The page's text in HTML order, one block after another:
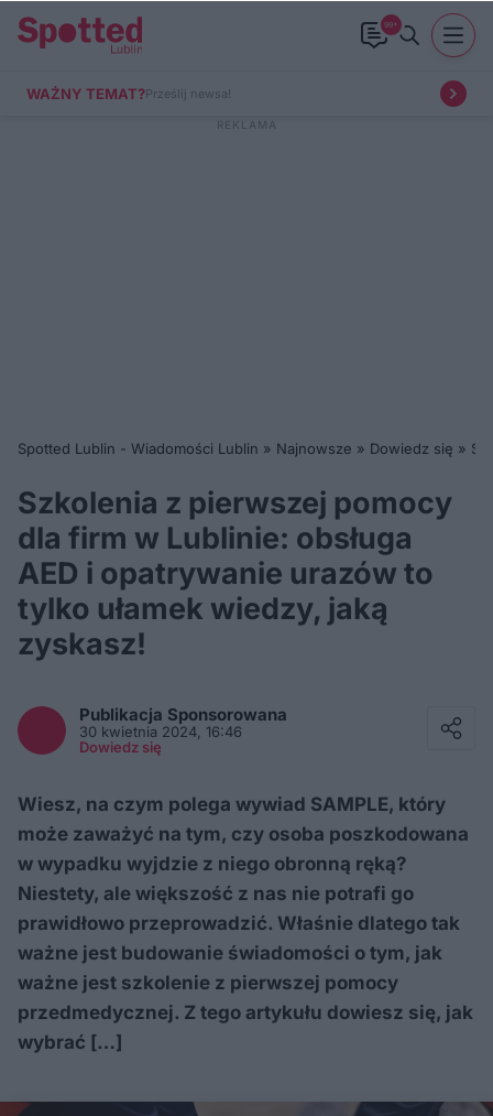
99+
WAŻNY TEMAT?Prześlij newsa!
Spotted Lublin - Wiadomości Lublin » Najnowsze » Dowiedz się »
Szkolenia z pierwszej pomocy
dla firm w Lublinie: obsługa
AED i opatrywanie urazów to
tylko ułamek wiedzy, jaką
zyskasz!
Publikacja Sponsorowana
30 kwietnia 2024, 16:46
Dowiedz się
Wiesz, na czym polega wywiad SAMPLE, który
może zaważyć na tym, czy osoba poszkodowana
w wypadku wyjdzie z niego obronną ręką?
Niestety, ale większość z nas nie potrafi go
prawidłowo przeprowadzić. Właśnie dlatego tak
ważne jest budowanie świadomości o tym, jak
ważne jest szkolenie z pierwszej pomocy
przedmedycznej. Z tego artykułu dowiesz się, jak
wybrać […]